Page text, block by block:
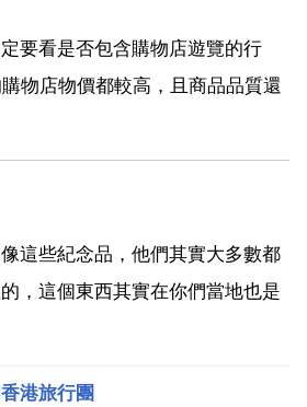
要看是否包含購物店遊覽的行
物店物價都較高，且商品品質還
這些紀念品，他們其實大多數都
，這個東西其實在你們當地也是
港旅行團